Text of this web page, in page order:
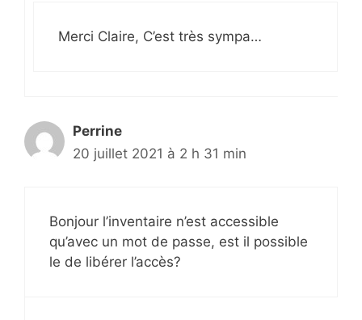
Merci Claire, C’est très sympa…
Perrine
20 juillet 2021 à 2 h 31 min
Bonjour l’inventaire n’est accessible
qu’avec un mot de passe, est il possible
le de libérer l’accès?